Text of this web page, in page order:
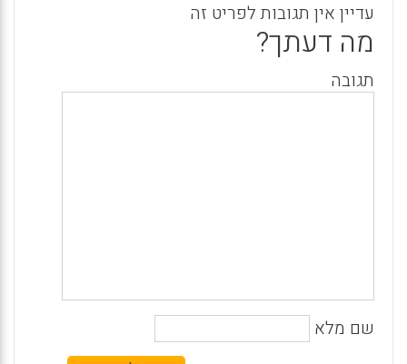
עדיין אין תגובות לפריט זה
מה דעתך?
תגובה
שם מלא